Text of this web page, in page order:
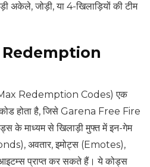
जोड़ी, या 4-खिलाड़ियों की टीम
Redemption
Max Redemption Codes) एक
होता है, जिसे Garena Free Fire
के माध्यम से खिलाड़ी मुफ्त में इन-गेम
अवतार, इमोट्स (Emotes),
प्राप्त कर सकते हैं। ये कोड्स